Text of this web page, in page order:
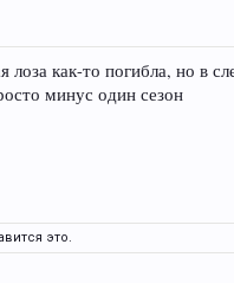
как-то погибла, но в
минус один сезон
это.